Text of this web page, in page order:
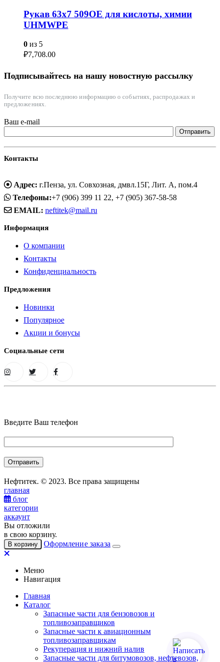
Рукав 63х7 509OE для кислоты, химии
UHMWPE
0 из 5
₽7,708.00
Подписывайтесь на нашу новостную рассылку
Получите всю последнюю информацию о событиях, распродажах и
предложениях.
Ваш e-mail
Контакты
Адрес: г.Пенза, ул. Совхозная, дмвл.15Г, Лит. А, пом.4
Телефоны:+7 (906) 399 11 22, +7 (905) 367-58-58
EMAIL: neftitek@mail.ru
Информация
О компании
Контакты
Конфиденциальность
Предложения
Новинки
Популярное
Акции и бонусы
Социальные сети
Введите Ваш телефон
Нефтитек. © 2023. Все права защищены
главная
блог
категории
аккаунт
Вы отложили
в свою корзину.
В корзину Оформление заказа
Меню
Навигация
Главная
Каталог
Запасные части для бензовозов и
топливозаправщиков
Запасные части к авиационным
топливозаправщикам
Рекуперация и нижний налив
Запасные части для битумовозов, нефтевозов,